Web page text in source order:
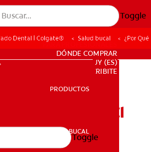
Toggle
SALUD BUCAL
PARA PROFESIONALES
DÓNDE COMPRAR
UY (ES)
SUSCRIBITE
PRODUCTOS
SALUD BUCAL
Toggle
Dental | Colgate® Salud bucal ¿Por
Es Importante El
De Wharton?